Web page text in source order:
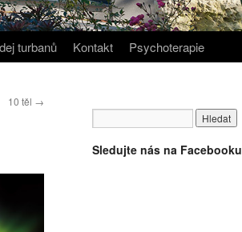
turbanů Kontakt Psychoterapie
10 těl →
Sledujte nás na Facebooku